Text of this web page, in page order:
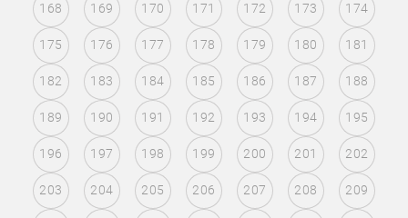
168 169 170 171 172 173 174
175 176 177 178 179 180 181
182 183 184 185 186 187 188
189 190 191 192 193 194 195
196 197 198 199 200 201 202
203 204 205 206 207 208 209